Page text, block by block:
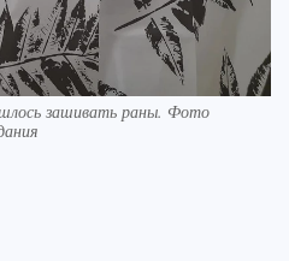
зашивать раны. Фото